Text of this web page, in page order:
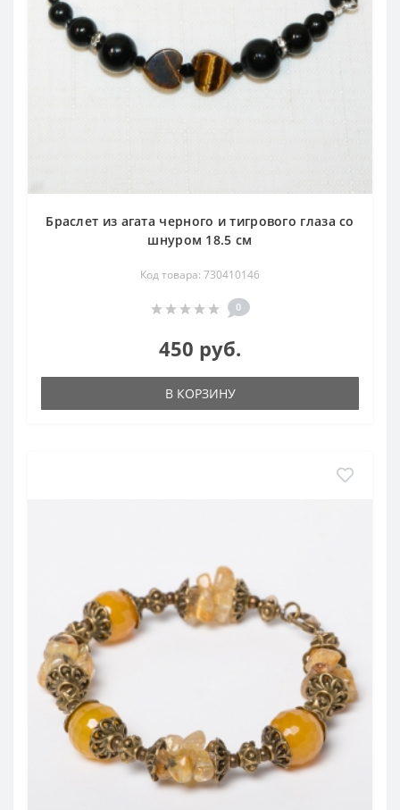
Браслет из агата черного и тигрового глаза со
шнуром 18.5 см
Код товара: 730410146
0
450 руб.
В КОРЗИНУ